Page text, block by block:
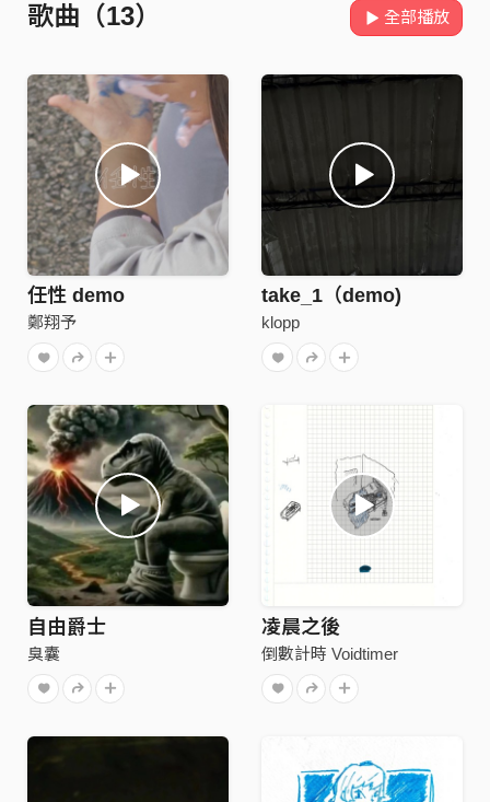
歌曲（13） 全部播放
任性 demo
鄭翔予
take_1（demo)
klopp
自由爵士
臭囊
凌晨之後
倒數計時 Voidtimer